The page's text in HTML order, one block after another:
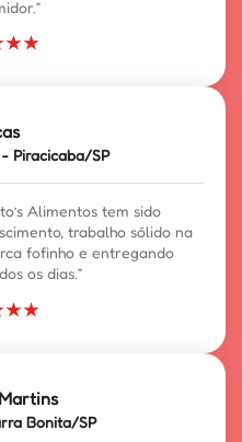
Piracicaba/SP
Alimentos tem sido
trabalho sólido na
fofinho e entregando
os dias.”
Bonita/SP